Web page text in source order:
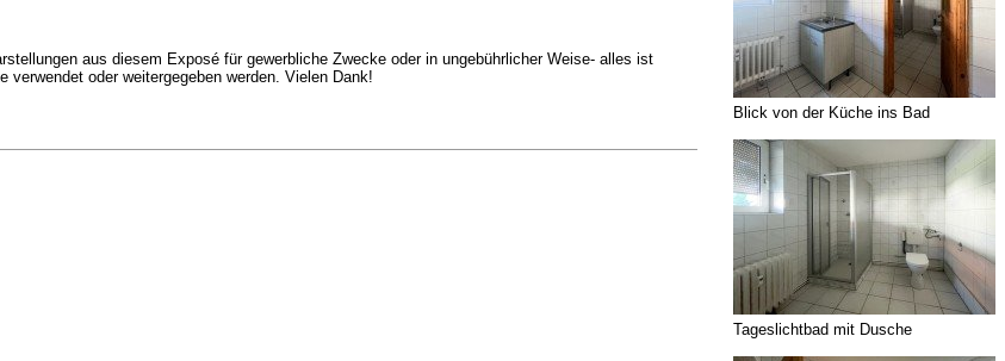
aus diesem Exposé für gewerbliche Zwecke oder in ungebührlicher Weise- alles ist
oder weitergegeben werden. Vielen Dank!
Blick von der Küche ins Bad
Tageslichtbad mit Dusche